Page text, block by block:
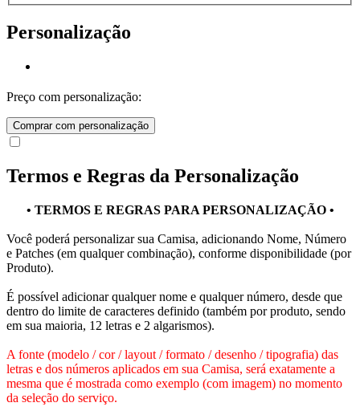
Personalização
Preço com personalização:
Comprar com personalização
Termos e Regras da Personalização
• TERMOS E REGRAS PARA PERSONALIZAÇÃO •
Você poderá personalizar sua Camisa, adicionando Nome, Número
e Patches (em qualquer combinação), conforme disponibilidade (por
Produto).
É possível adicionar qualquer nome e qualquer número, desde que
dentro do limite de caracteres definido (também por produto, sendo
em sua maioria, 12 letras e 2 algarismos).
A fonte (modelo / cor / layout / formato / desenho / tipografia) das
letras e dos números aplicados em sua Camisa, será exatamente a
mesma que é mostrada como exemplo (com imagem) no momento
da seleção do serviço.